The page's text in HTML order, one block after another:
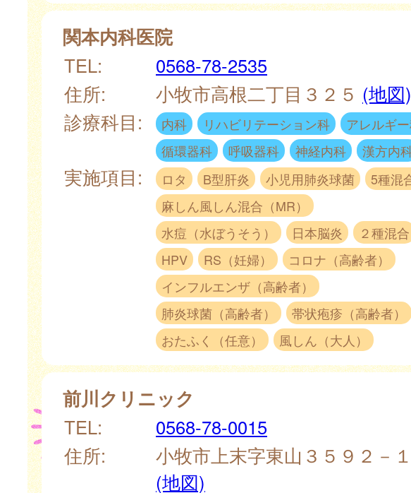
関本内科医院
TEL:
0568-78-2535
住所:
小牧市高根二丁目３２５ (地図)
診療科目:
内科 リハビリテーション科
アレルギ
循環器科
呼吸器科 神経内科 漢方内
実施項目: ロタ B型肝炎 小児用肺炎球菌
5種混
麻しん風しん混合（MR）
水痘（水ぼうそう）
日本脳炎
２種混合
HPV
RS（妊婦）
コロナ（高齢者）
インフルエンザ（高齢者）
肺炎球菌（高齢者）
帯状疱疹（高齢者）
おたふく（任意）
風しん（大人）
前川クリニック
TEL:
0568-78-0015
住所:
小牧市上末字東山３５９２－
(地図)